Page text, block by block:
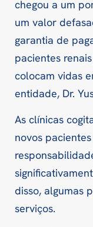
chegou a um
um valor
garantia de
pacientes
colocam vidas
entidade, Dr.
As clínicas
novos
disso, algumas
serviços.